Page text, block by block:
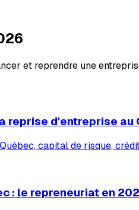
et reprendre une
reprise d'entreprise au
capital de risque,
: le repreneuriat en